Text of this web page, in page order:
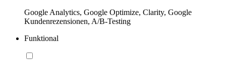
Google Analytics, Google Optimize, Clarity, Google
Kundenrezensionen, A/B-Testing
Funktional